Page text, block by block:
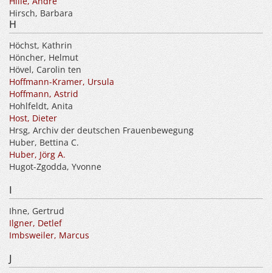
Hirsch, Barbara
H
Höchst, Kathrin
Höncher, Helmut
Hövel, Carolin ten
Hoffmann-Kramer, Ursula
Hoffmann, Astrid
Hohlfeldt, Anita
Host, Dieter
Hrsg, Archiv der deutschen Frauenbewegung
Huber, Bettina C.
Huber, Jörg A.
Hugot-Zgodda, Yvonne
I
Ihne, Gertrud
Ilgner, Detlef
Imbsweiler, Marcus
J